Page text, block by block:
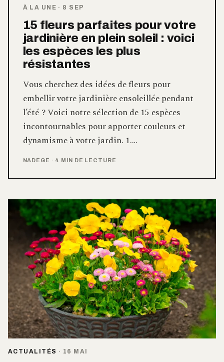
À LA UNE · 8 SEP
15 fleurs parfaites pour votre
jardinière en plein soleil : voici
les espèces les plus
résistantes
Vous cherchez des idées de fleurs pour
embellir votre jardinière ensoleillée pendant
l’été ? Voici notre sélection de 15 espèces
incontournables pour apporter couleurs et
dynamisme à votre jardin. 1.…
NADEGE · 4 MIN DE LECTURE
ACTUALITÉS · 16 MAI